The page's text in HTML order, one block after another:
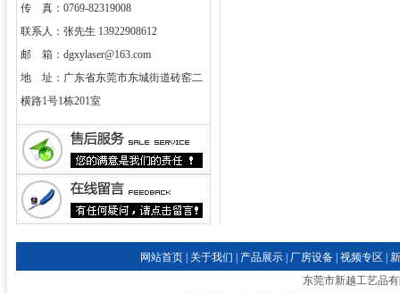
传 真：0769-82319008
联系人：张先生 13922908612
邮 箱：dgxylaser@163.com
地 址：广东省东莞市东城街道砖窑二
横路1号1栋201室
网站首页 关于我们 产品展示 厂房设备 视频专区
东莞市新越工艺品